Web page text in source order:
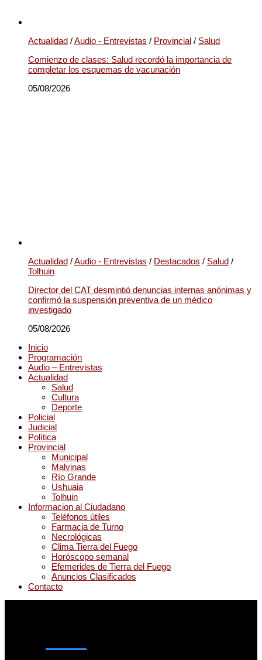
Actualidad /Audio - Entrevistas / Provincial / Salud
Comienzo de clases: Salud recordó la importancia de
completar los esquemas de vacunación
05/08/2026
Actualidad /Audio - Entrevistas / Destacados / Salud /
Tolhuin
Director del CAT desmintió denuncias internas anónimas y
confirmó la suspensión preventiva de un médico
investigado
05/08/2026
Inicio
Programación
Audio – Entrevistas
Actualidad
Salud
Cultura
Deporte
Policial
Judicial
Política
Provincial
Municipal
Malvinas
Río Grande
Ushuaia
Tolhuin
Informacion al Ciudadano
Teléfonos útiles
Farmacia de Turno
Necrológicas
Clima Tierra del Fuego
Horóscopo semanal
Efemerides de Tierra del Fuego
Anuncios Clasificados
Contacto